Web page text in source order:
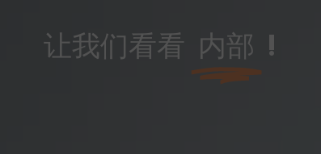
让我们看看 内部 !